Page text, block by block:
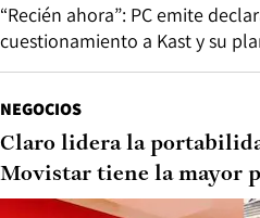
“Recién ahora”: PC emite
cuestionamiento a Kast y su
NEGOCIOS
Claro lidera la
Movistar tiene la mayor